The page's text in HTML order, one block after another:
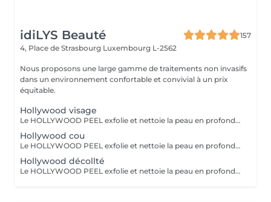
idiLYS Beauté
157
4, Place de Strasbourg Luxembourg L-2562
Nous proposons une large gamme de traitements non invasifs
dans un environnement confortable et convivial à un prix
équitable.
Hollywood visage
Le HOLLYWOOD PEEL exfolie et nettoie la peau en profondeur au laser pour un teint plus lisse, lumineux et des pores visiblement resserrés. La LUMINOTHÉRAPIE du visage consiste à exposer la peau à des lumières LED afin de stimuler le renouvellement cellulaire et améliorer l'éclat du teint.
Hollywood cou
Le HOLLYWOOD PEEL exfolie et nettoie la peau en profondeur au laser pour un teint plus lisse, lumineux et des pores visiblement resserrés. La LUMINOTHÉRAPIE du cou consiste à exposer la peau à des lumières LED afin de stimuler le renouvellement cellulaire et améliorer la texture de la peau.
Hollywood décollté
Le HOLLYWOOD PEEL exfolie et nettoie la peau en profondeur au laser pour un teint plus lisse, lumineux et des pores visiblement resserrés. La LUMINOTHÉRAPIE du décolleté consiste à exposer la peau à des lumières LED afin de stimuler le renouvellement cellulaire et améliorer la texture de la peau.